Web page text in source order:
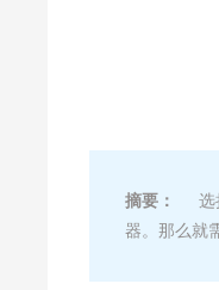
摘要：
选
器。那么就